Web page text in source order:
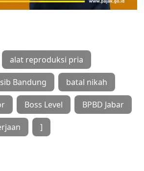
alat reproduksi pria
Bandung batal nikah
Boss Level BPBD Jabar
]